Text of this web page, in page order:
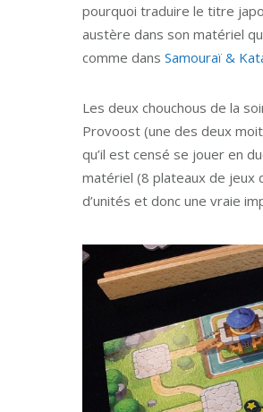
pourquoi traduire le titre
austère dans son matériel
comme dans Samouraï &
Les deux chouchous de la
Provoost (une des deux
qu’il est censé se jouer en
matériel (8 plateaux de jeux
d’unités et donc une vraie